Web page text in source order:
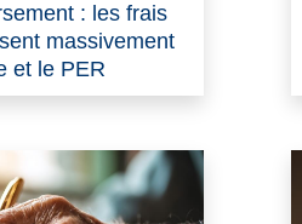
: les frais
massivement
et le PER